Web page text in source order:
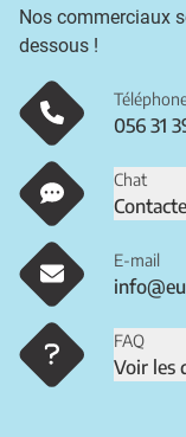
Nos commerciaux
dessous !
056 31
Chat
E-mail
FAQ
Voir les